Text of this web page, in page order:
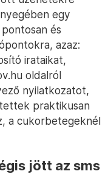
egy
és
azaz:
irataikat,
oldalról
nyilatkozatot,
praktikusan
a cukorbetegeknél
jött az sms